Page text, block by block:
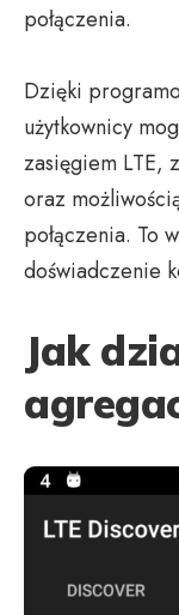
połączenia.
Dzięki
użytkownicy
zasięgiem LTE,
oraz
połączenia. To
doświadczenie
Jak